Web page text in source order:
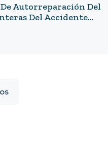
De Autorreparación Del
Del Accidente
Cerebral Traumática
De Recuperación